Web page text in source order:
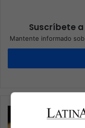
Suscríbete
Mantente informado